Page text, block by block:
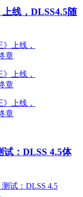
上线，DLSS4.5随
：DLSS 4.5体